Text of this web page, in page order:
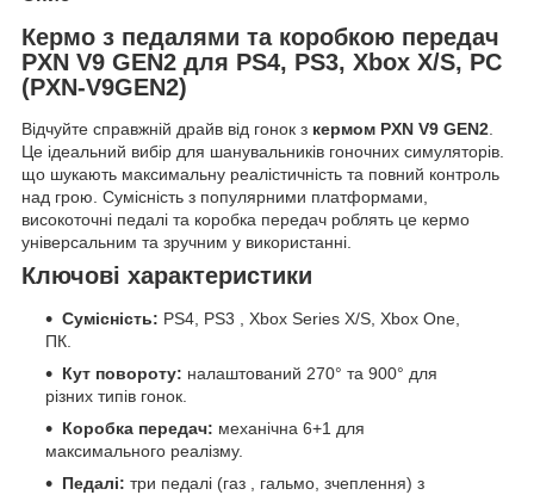
Кермо з педалями та коробкою передач
PXN V9 GEN2 для PS4, PS3, Xbox X/S, PC
(PXN-V9GEN2)
Відчуйте справжній драйв від гонок з кермом PXN V9 GEN2.
Це ідеальний вибір для шанувальників гоночних симуляторів.
що шукають максимальну реалістичність та повний контроль
над грою. Сумісність з популярними платформами,
високоточні педалі та коробка передач роблять це кермо
універсальним та зручним у використанні.
Ключові характеристики
Сумісність: PS4, PS3 , Xbox Series X/S, Xbox One,
ПК.
Кут повороту: налаштований 270° та 900° для
різних типів гонок.
Коробка передач: механічна 6+1 для
максимального реалізму.
Педалі: три педалі (газ , гальмо, зчеплення) з